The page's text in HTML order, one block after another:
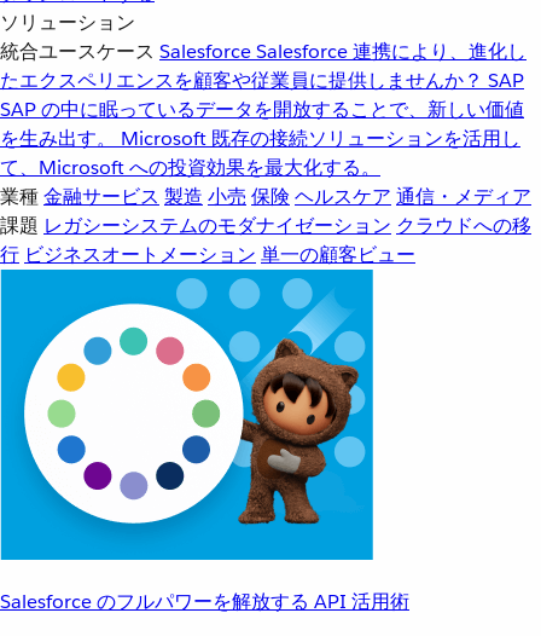
ソリューション
統合ユースケース SalesforceSalesforce 連携により、進化し
たエクスペリエンスを顧客や従業員に提供しませんか？ SAP
SAP の中に眠っているデータを開放することで、新しい価値
を生み出す。
Microsoft 既存の接続ソリューションを活用し
て、Microsoft への投資効果を最大化する。
業種金融サービス 製造 小売 保険 ヘルスケア 通信・メディア
課題 レガシーシステムのモダナイゼーション クラウドへの移
行 ビジネスオートメーション 単一の顧客ビュー
Salesforce のフルパワーを解放する API 活用術